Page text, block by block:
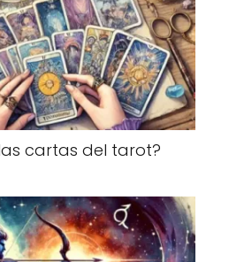
cartas del tarot?